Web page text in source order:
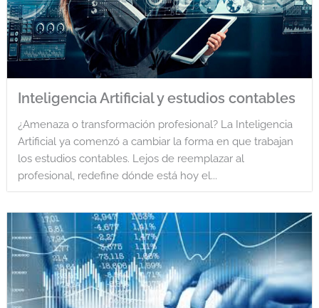
Inteligencia Artificial y estudios contables
¿Amenaza o transformación profesional? La Inteligencia
Artificial ya comenzó a cambiar la forma en que trabajan
los estudios contables. Lejos de reemplazar al
profesional, redefine dónde está hoy el...